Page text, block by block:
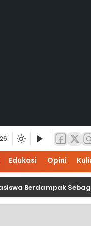
Edukasi Opini
Berdampak Sebagai